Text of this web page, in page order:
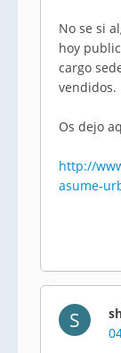
No se si
hoy
cargo
vendidos.
Os dejo
http://
asume-
S